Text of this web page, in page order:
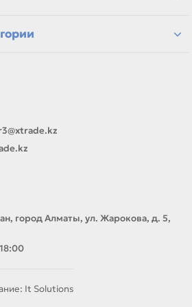
совпадают с вашей моделью
использовать для замены,
город Алматы, ул. Жарокова, д. 5,
It Solutions